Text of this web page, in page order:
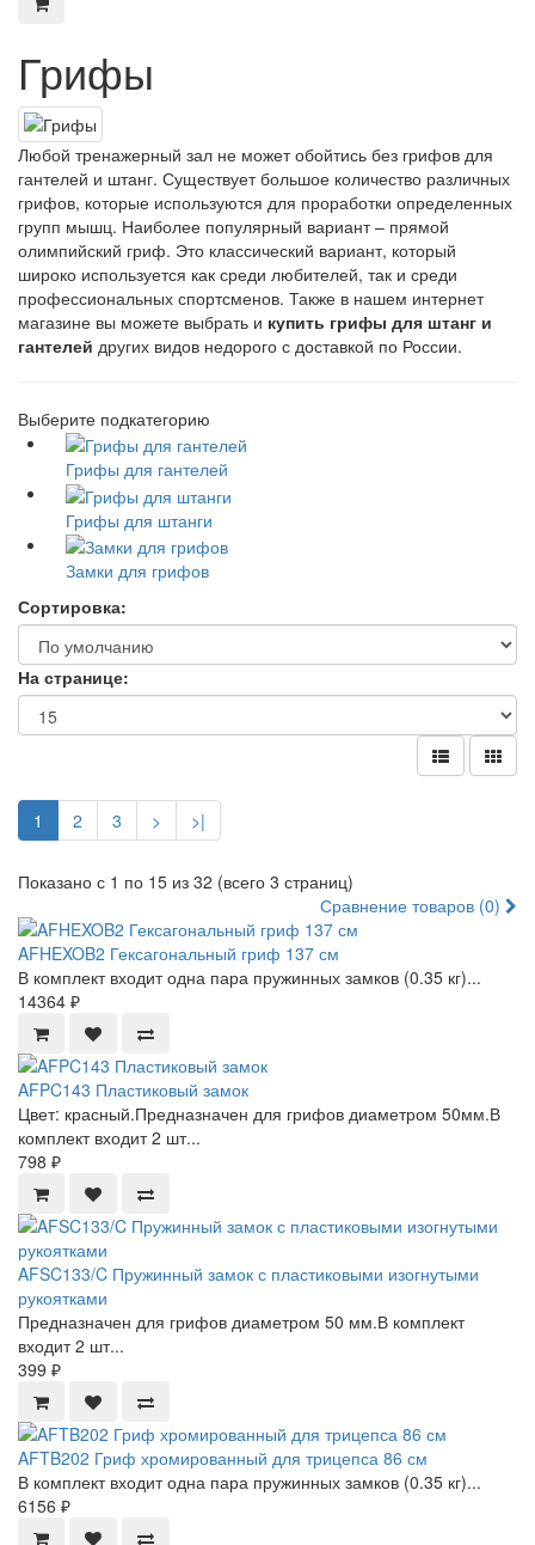
Грифы
Любой тренажерный зал не может обойтись без грифов для
гантелей и штанг. Существует большое количество различных
грифов, которые используются для проработки определенных
групп мышц. Наиболее популярный вариант – прямой
олимпийский гриф. Это классический вариант, который
широко используется как среди любителей, так и среди
профессиональных спортсменов. Также в нашем интернет
магазине вы можете выбрать и купить грифы для штанг и
гантелей других видов недорого с доставкой по России.
Выберите подкатегорию
Грифы для гантелей
Грифы для штанги
Замки для грифов
Сортировка:
На странице:
1 2 3 > >|
Показано с 1 по 15 из 32 (всего 3 страниц)
Сравнение товаров (0)
AFHEXOB2 Гексагональный гриф 137 см
В комплект входит одна пара пружинных замков (0.35 кг)...
14364 ₽
AFPC143 Пластиковый замок
Цвет: красный.Предназначен для грифов диаметром 50мм.В
комплект входит 2 шт...
798 ₽
AFSC133/C Пружинный замок с пластиковыми изогнутыми
рукоятками
Предназначен для грифов диаметром 50 мм.В комплект
входит 2 шт...
399 ₽
AFTB202 Гриф хромированный для трицепса 86 см
В комплект входит одна пара пружинных замков (0.35 кг)...
6156 ₽